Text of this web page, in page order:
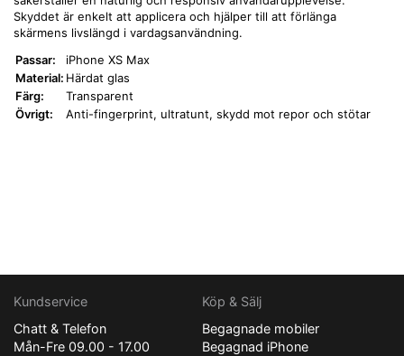
Skyddet är enkelt att applicera och hjälper till att förlänga
skärmens livslängd i vardagsanvändning.
Passar:
iPhone XS Max
Material: Härdat glas
Färg:
Transparent
Övrigt:
Anti-fingerprint, ultratunt, skydd mot repor och stötar
Kundservice
Chatt & Telefon
Mån-Fre 09.00 - 17.00
Köp & Sälj
Begagnade mobiler
Begagnad iPhone